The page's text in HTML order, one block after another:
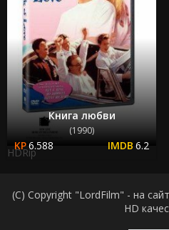
Книга любви
(1990)
6.588 6.2
HDRip
(C) Copyright "LordFilm" - на
HD